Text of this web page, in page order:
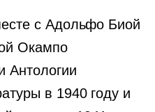
с Адольфо Биой
Окампо
Антологии
в 1940 году и